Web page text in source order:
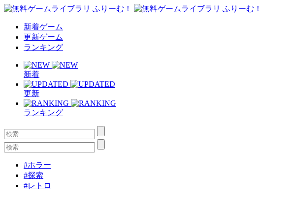
新着ゲーム
更新ゲーム
ランキング
新着
更新
ランキング
#ホラー
#探索
#レトロ